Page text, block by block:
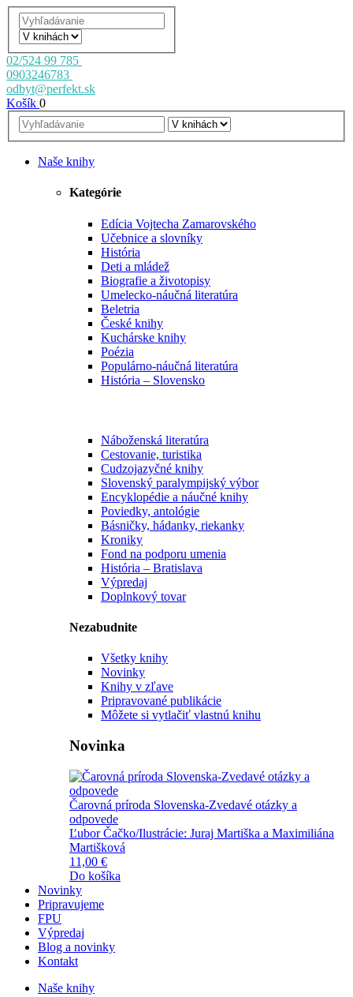
02/524 99 785
0903246783
odbyt@perfekt.sk
Košík 0
Naše knihy
Kategórie
Edícia Vojtecha Zamarovského
Učebnice a slovníky
História
Deti a mládež
Biografie a životopisy
Umelecko-náučná literatúra
Beletria
České knihy
Kuchárske knihy
Poézia
Populárno-náučná literatúra
História – Slovensko
Náboženská literatúra
Cestovanie, turistika
Cudzojazyčné knihy
Slovenský paralympijský výbor
Encyklopédie a náučné knihy
Poviedky, antológie
Básničky, hádanky, riekanky
Kroniky
Fond na podporu umenia
História – Bratislava
Výpredaj
Doplnkový tovar
Nezabudnite
Všetky knihy
Novinky
Knihy v zľave
Pripravované publikácie
Môžete si vytlačiť vlastnú knihu
Novinka
Čarovná príroda Slovenska-Zvedavé otázky a
odpovede
Ľubor Čačko/Ilustrácie: Juraj Martiška a Maximiliána
Martišková
11,00 €
Do košíka
Novinky
Pripravujeme
FPU
Výpredaj
Blog a novinky
Kontakt
Naše knihy